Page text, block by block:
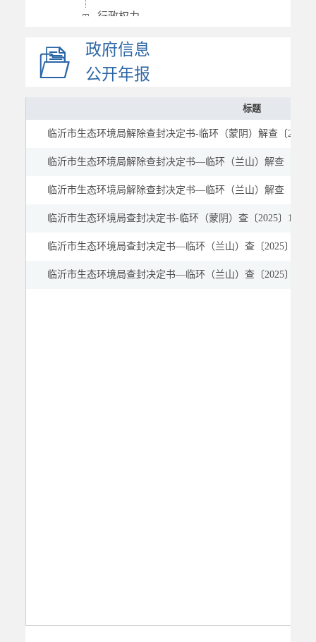
行政权力
重要部署执行公开
建议提案
政府信息
公开年报
标题
临沂市生态环境局解除查封决定书-临环（蒙阴）解查〔2025
临沂市生态环境局解除查封决定书—临环（兰山）解查〔2025
临沂市生态环境局解除查封决定书—临环（兰山）解查〔2025
临沂市生态环境局查封决定书-临环（蒙阴）查〔2025〕1号
临沂市生态环境局查封决定书—临环（兰山）查〔2025〕2号
临沂市生态环境局查封决定书—临环（兰山）查〔2025〕1号